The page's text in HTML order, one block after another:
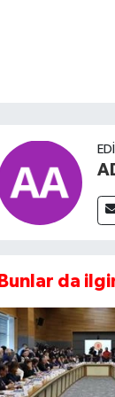
Bunlar da